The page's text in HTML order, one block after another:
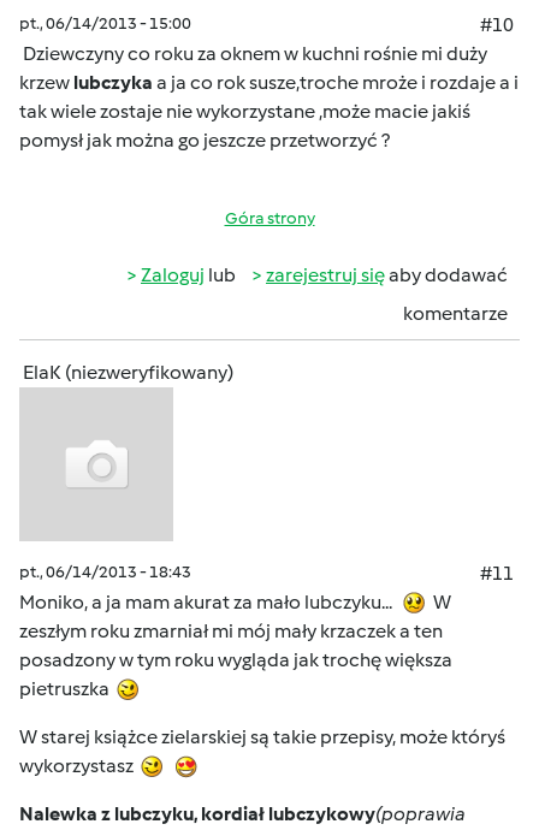
pt., 06/14/2013 - 15:00
#10
Dziewczyny co roku za oknem w kuchni rośnie mi duży
krzew lubczyka a ja co rok susze,troche mroże i rozdaje a i
tak wiele zostaje nie wykorzystane ,może macie jakiś
pomysł jak można go jeszcze przetworzyć ?
Góra strony
Zaloguj lub zarejestruj sięaby dodawać
komentarze
ElaK (niezweryfikowany)
pt., 06/14/2013 - 18:43
#11
Moniko, a ja mam akurat za mało lubczyku...
W
zeszłym roku zmarniał mi mój mały krzaczek a ten
posadzony w tym roku wygląda jak trochę większa
pietruszka
W starej książce zielarskiej są takie przepisy, może któryś
wykorzystasz
Nalewka z lubczyku, kordiał lubczykowy(poprawia